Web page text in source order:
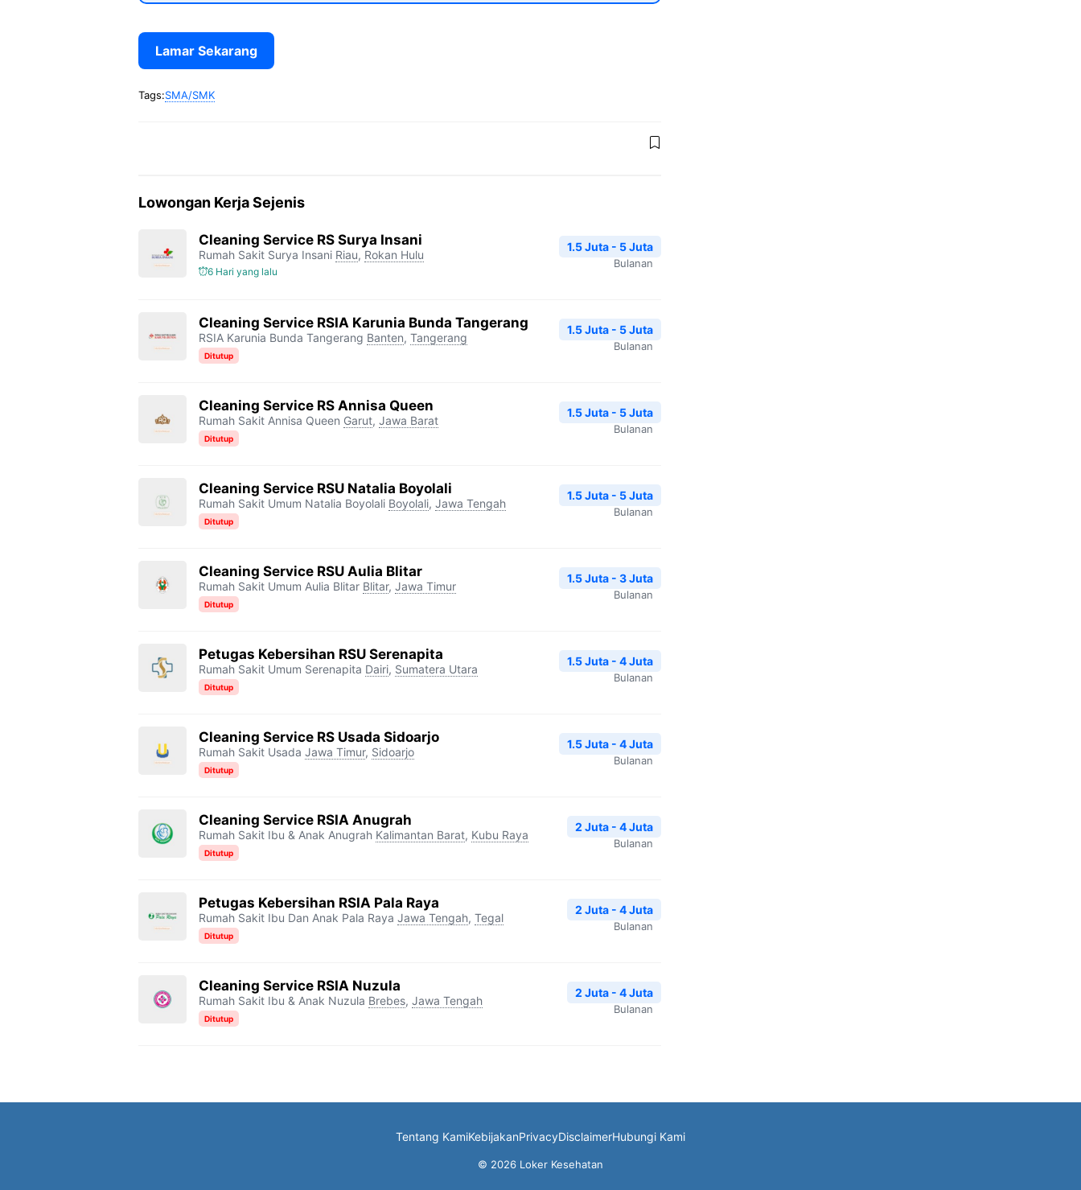
Lamar Sekarang
Tags:SMA/SMK
Lowongan Kerja Sejenis
Cleaning Service RS Surya Insani
Rumah Sakit Surya Insani Riau, Rokan Hulu
6 Hari yang lalu
1.5 Juta - 5 Juta
Bulanan
Cleaning Service RSIA Karunia Bunda Tangerang
RSIA Karunia Bunda Tangerang Banten, Tangerang
Ditutup
1.5 Juta - 5 Juta
Bulanan
Cleaning Service RS Annisa Queen
Rumah Sakit Annisa Queen Garut, Jawa Barat
Ditutup
1.5 Juta - 5 Juta
Bulanan
Cleaning Service RSU Natalia Boyolali
Rumah Sakit Umum Natalia Boyolali Boyolali, Jawa Tengah
Ditutup
1.5 Juta - 5 Juta
Bulanan
Cleaning Service RSU Aulia Blitar
Rumah Sakit Umum Aulia Blitar Blitar, Jawa Timur
Ditutup
1.5 Juta - 3 Juta
Bulanan
Petugas Kebersihan RSU Serenapita
Rumah Sakit Umum Serenapita Dairi, Sumatera Utara
Ditutup
1.5 Juta - 4 Juta
Bulanan
Cleaning Service RS Usada Sidoarjo
Rumah Sakit Usada Jawa Timur, Sidoarjo
Ditutup
1.5 Juta - 4 Juta
Bulanan
Cleaning Service RSIA Anugrah
Rumah Sakit Ibu & Anak Anugrah Kalimantan Barat, Kubu Raya
Ditutup
2 Juta - 4 Juta
Bulanan
Petugas Kebersihan RSIA Pala Raya
Rumah Sakit Ibu Dan Anak Pala Raya Jawa Tengah, Tegal
Ditutup
2 Juta - 4 Juta
Bulanan
Cleaning Service RSIA Nuzula
Rumah Sakit Ibu & Anak Nuzula Brebes, Jawa Tengah
Ditutup
2 Juta - 4 Juta
Bulanan
Tentang KamiKebijakanPrivacyDisclaimerHubungi Kami
© 2026 Loker Kesehatan